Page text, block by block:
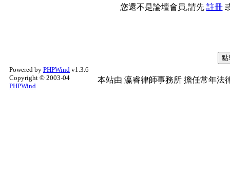
您還不是論壇會員,請先 註冊
Powered by PHPWind v1.3.6
Copyright © 2003-04
PHPWind
本站由 瀛睿律師事務所 擔任常年法